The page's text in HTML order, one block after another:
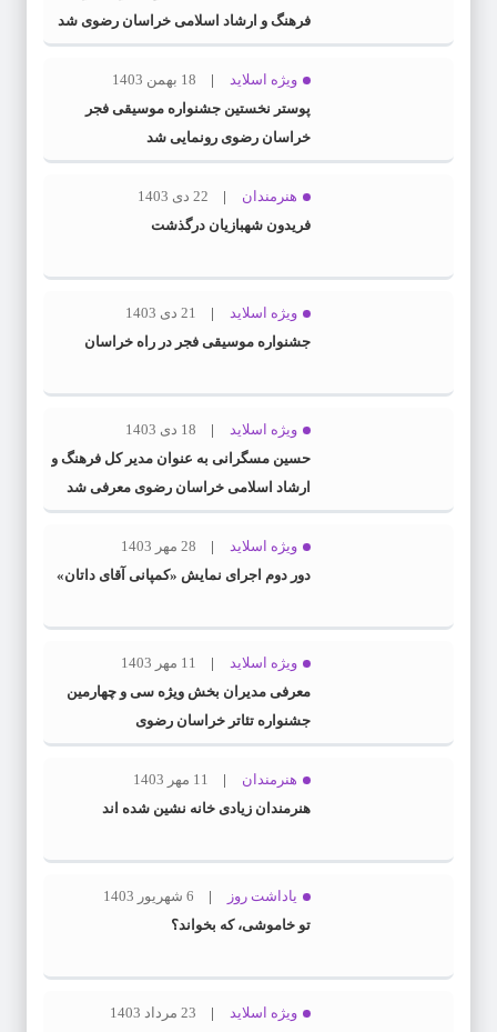
فرهنگ و ارشاد اسلامی خراسان رضوی شد
ویژه اسلاید
18 بهمن 1403
پوستر نخستین جشنواره موسیقی فجر
خراسان رضوی رونمایی شد
هنرمندان
22 دی 1403
فریدون شهبازیان درگذشت
ویژه اسلاید
21 دی 1403
جشنواره موسیقی فجر در راه خراسان
ویژه اسلاید
18 دی 1403
حسین مسگرانی به عنوان مدیر کل فرهنگ و
ارشاد اسلامی خراسان رضوی معرفی شد
ویژه اسلاید
28 مهر 1403
دور دوم اجرای نمایش «کمپانی آقای داتان»
ویژه اسلاید
11 مهر 1403
معرفی مدیران بخش ویژه سی و چهارمین
جشنواره تئاتر خراسان رضوی
هنرمندان
11 مهر 1403
هنرمندان زیادی خانه نشین شده اند
یاداشت روز
6 شهریور 1403
تو خاموشی، که بخواند؟
ویژه اسلاید
23 مرداد 1403